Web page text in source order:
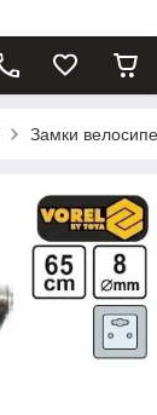
Замки